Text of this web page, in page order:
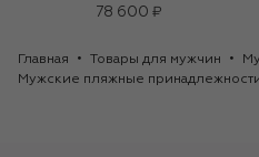
78 600 ₽
Главная Товары для мужчин
Мужские пляжные